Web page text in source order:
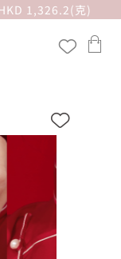
1,326.2(克)